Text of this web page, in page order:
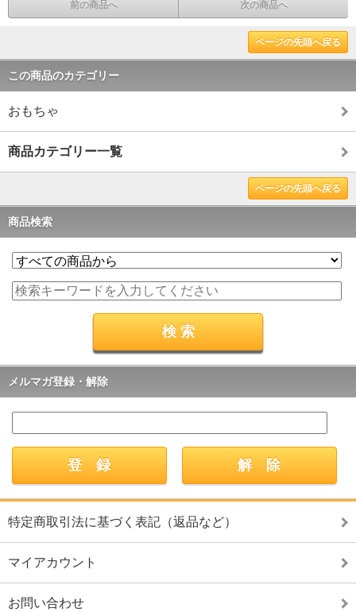
前の商品へ 次の商品へ
ページの先頭へ戻る
この商品のカテゴリー
おもちゃ
商品カテゴリー一覧
ページの先頭へ戻る
商品検索
メルマガ登録・解除
特定商取引法に基づく表記（返品など）
マイアカウント
お問い合わせ